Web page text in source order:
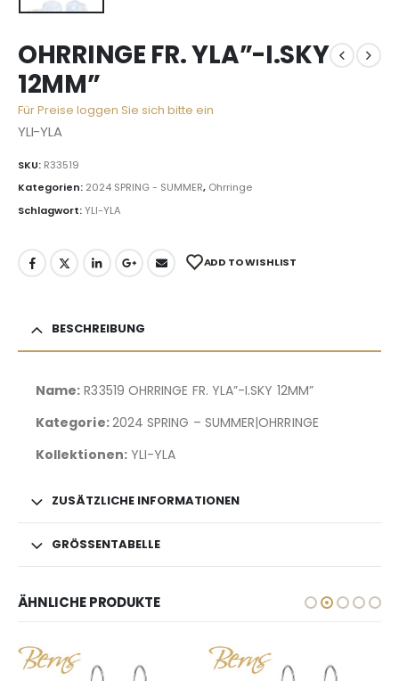
OHRRINGE FR. YLA”-I.SKY
12MM”
Für Preise loggen Sie sich bitte ein
YLI-YLA
SKU: R33519
Kategorien: 2024 SPRING - SUMMER, Ohrringe
Schlagwort:YLI-YLA
ADD TO WISHLIST
BESCHREIBUNG
Name: R33519 OHRRINGE FR. YLA”-I.SKY 12MM”
Kategorie:2024 SPRING – SUMMER|OHRRINGE
Kollektionen:YLI-YLA
ZUSÄTZLICHE INFORMATIONEN
GRÖSSENTABELLE
ÄHNLICHE PRODUKTE